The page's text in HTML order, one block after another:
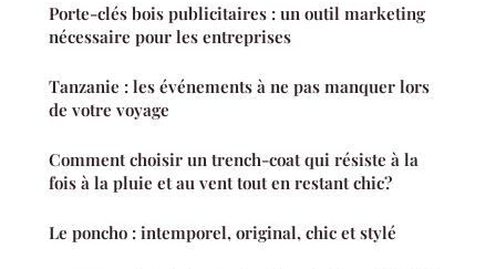
Porte-clés bois publicitaires : un outil marketing
nécessaire pour les entreprises
Tanzanie : les événements à ne pas manquer lors
de votre voyage
Comment choisir un trench-coat qui résiste à la
fois à la pluie et au vent tout en restant chic?
Le poncho : intemporel, original, chic et stylé